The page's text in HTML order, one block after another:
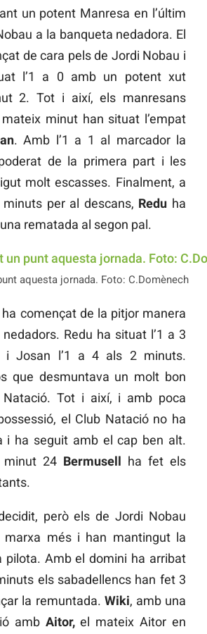
un potent Manresa en l’últim
a la banqueta nedadora. El
de cara pels de Jordi Nobau i
l’1 a 0 amb un potent xut
2. Tot i així, els manresans
minut han situat l’empat
. Amb l’1 a 1 al marcador la
de la primera part i les
molt escasses. Finalment, a
per al descans, Redu ha
rematada al segon pal.
aquesta jornada. Foto: C.Domènech
començat de la pitjor manera
Redu ha situat l’1 a 3
i Josan l’1 a 4 als 2 minuts.
que desmuntava un molt bon
Tot i així, i amb poca
el Club Natació no ha
i ha seguit amb el cap ben alt.
24 Bermusell ha fet els
però els de Jordi Nobau
marxa més i han mantingut la
pilota. Amb el domini ha arribat
els sabadellencs han fet 3
la remuntada. Wiki, amb una
amb Aitor,el mateix Aitor en